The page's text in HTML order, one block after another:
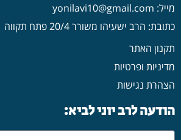
מייל: yonilavi10@gmail.com
כתובת: הרב ישעיהו משורר 20/4 פתח תקווה
תקנון האתר
מדיניות ופרטיות
הצהרת נגישות
הודעה לרב יוני לביא: